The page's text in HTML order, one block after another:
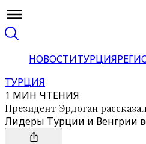
НОВОСТИТУРЦИЯ
ТУРЦИЯ
1 МИН ЧТЕНИЯ
Президент Эрдоган
Лидеры Турции и Венгрии